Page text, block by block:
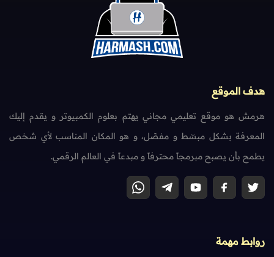
هدف الموقع
هرمش هو موقع تعليمي مجاني يهتم بعلوم الكمبيوتر و يقدم إليك
المعرفة بشكل مبسّط و مفصّل، و هو المكان المناسب لأي شخص
يطمح بأن يصبح مبرمجاً محترفاً و مبدعاً في العالم الرقمي.
روابط مهمة